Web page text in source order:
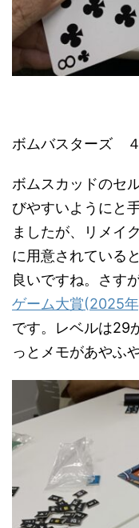
ボムバスターズ
ボムスカッドのセ
びやすいようにと
ましたが、リメイ
に用意されている
良いですね。さす
ゲーム大賞(2025
です。レベルは29
っとメモがあやふ